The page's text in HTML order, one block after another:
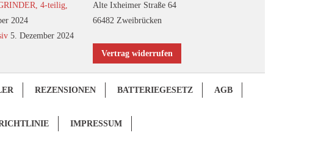
4-teilig,
2024
5. Dezember 2024
Alte Ixheimer Straße 64
66482 Zweibrücken
Vertrag widerrufen
REZENSIONEN BATTERIEGESETZ AGB
IMPRESSUM